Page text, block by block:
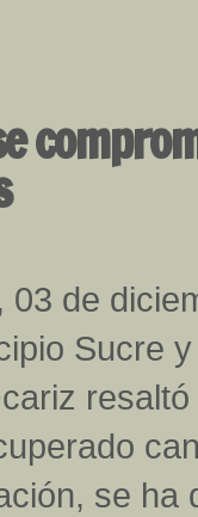
03 de
Sucre
se ha